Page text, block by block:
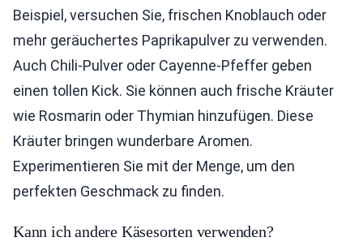
Beispiel, versuchen Sie, frischen Knoblauch oder
mehr geräuchertes Paprikapulver zu verwenden.
Auch Chili-Pulver oder Cayenne-Pfeffer geben
einen tollen Kick. Sie können auch frische Kräuter
wie Rosmarin oder Thymian hinzufügen. Diese
Kräuter bringen wunderbare Aromen.
Experimentieren Sie mit der Menge, um den
perfekten Geschmack zu finden.
Kann ich andere Käsesorten verwenden?